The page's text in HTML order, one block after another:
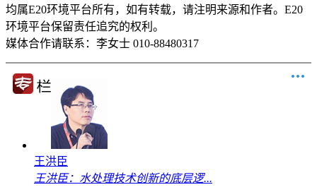
均属E20环境平台所有，如有转载，请注明来源和作者。E20
环境平台保留责任追究的权利。
媒体合作请联系：李女士 010-88480317
王洪臣
王洪臣：水处理技术创新的底层逻...